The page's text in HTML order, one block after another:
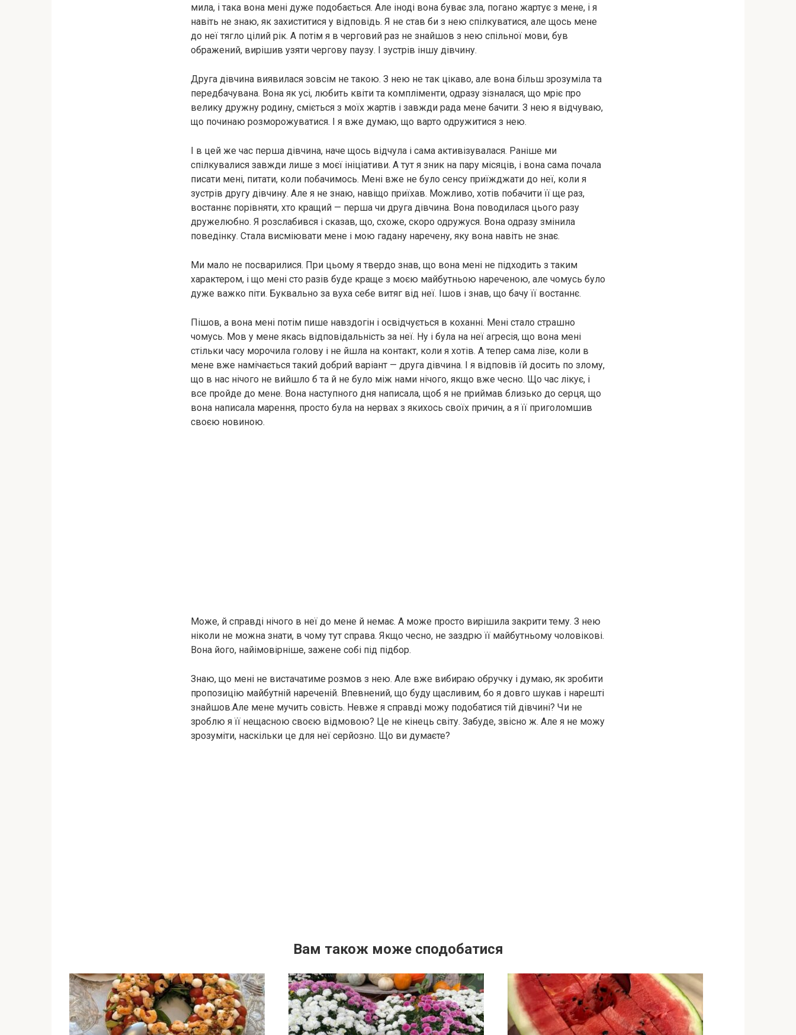
мила, і така вона мені дуже подобається. Але іноді вона буває зла, погано жартує з мене, і я
навіть не знаю, як захиститися у відповідь. Я не став би з нею спілкуватися, але щось мене
до неї тягло цілий рік. А потім я в черговий раз не знайшов з нею спільної мови, був
ображений, вирішив узяти чергову паузу. І зустрів іншу дівчину.
Друга дівчина виявилася зовсім не такою. З нею не так цікаво, але вона більш зрозуміла та
передбачувана. Вона як усі, любить квіти та компліменти, одразу зізналася, що мріє про
велику дружну родину, сміється з моїх жартів і завжди рада мене бачити. З нею я відчуваю,
що починаю розморожуватися. І я вже думаю, що варто одружитися з нею.
І в цей же час перша дівчина, наче щось відчула і сама активізувалася. Раніше ми
спілкувалися завжди лише з моєї ініціативи. А тут я зник на пару місяців, і вона сама почала
писати мені, питати, коли побачимось. Мені вже не було сенсу приїжджати до неї, коли я
зустрів другу дівчину. Але я не знаю, навіщо приїхав. Можливо, хотів побачити її ще раз,
востаннє порівняти, хто кращий — перша чи друга дівчина. Вона поводилася цього разу
дружелюбно. Я розслабився і сказав, що, схоже, скоро одружуся. Вона одразу змінила
поведінку. Стала висміювати мене і мою гадану наречену, яку вона навіть не знає.
Ми мало не посварилися. При цьому я твердо знав, що вона мені не підходить з таким
характером, і що мені сто разів буде краще з моєю майбутньою нареченою, але чомусь було
дуже важко піти. Буквально за вуха себе витяг від неї. Ішов і знав, що бачу її востаннє.
Пішов, а вона мені потім пише навздогін і освідчується в коханні. Мені стало страшно
чомусь. Мов у мене якась відповідальність за неї. Ну і була на неї агресія, що вона мені
стільки часу морочила голову і не йшла на контакт, коли я хотів. А тепер сама лізе, коли в
мене вже намічається такий добрий варіант — друга дівчина. І я відповів їй досить по злому,
що в нас нічого не вийшло б та й не було між нами нічого, якщо вже чесно. Що час лікує, і
все пройде до мене. Вона наступного дня написала, щоб я не приймав близько до серця, що
вона написала марення, просто була на нервах з якихось своїх причин, а я її приголомшив
своєю новиною.
Може, й справді нічого в неї до мене й немає. А може просто вирішила закрити тему. З нею
ніколи не можна знати, в чому тут справа. Якщо чесно, не заздрю її майбутньому чоловікові.
Вона його, найімовірніше, зажене собі під підбор.
Знаю, що мені не вистачатиме розмов з нею. Але вже вибираю обручку і думаю, як зробити
пропозицію майбутній нареченій. Впевнений, що буду щасливим, бо я довго шукав і нарешті
знайшов.Але мене мучить совість. Невже я справді можу подобатися тій дівчині? Чи не
зроблю я її нещасною своєю відмовою? Це не кінець світу. Забуде, звісно ж. Але я не можу
зрозуміти, наскільки це для неї серйозно. Що ви думаєте?
Вам також може сподобатися